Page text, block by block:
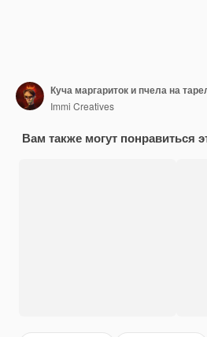
Куча маргариток и пчела на
Immi Creatives
Вам также могут понравиться